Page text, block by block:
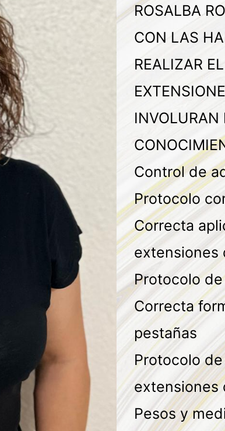
ROSALBA
CON LAS
REALIZAR
INVOLURAN
Control de
Protocolo
Correcta
extensiones
Protocolo
Correcta
pestañas
Protocolo
extensiones
Pesos y